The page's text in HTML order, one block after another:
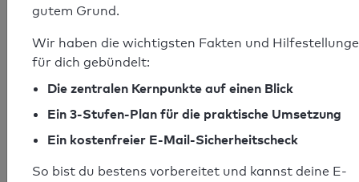
bestanden
Ihr SPF-Record Prüfergebnis
SPF-Record gefunden
gutem Grund.
Wir haben die wichtigsten Fakten und
für dich gebündelt:
Die zentralen Kernpunkte auf einen Blick
Ein 3-Stufen-Plan für die praktische Umsetzung
Ein kostenfreier E-Mail-Sicherheitscheck
So bist du bestens vorbereitet und kannst deine E-